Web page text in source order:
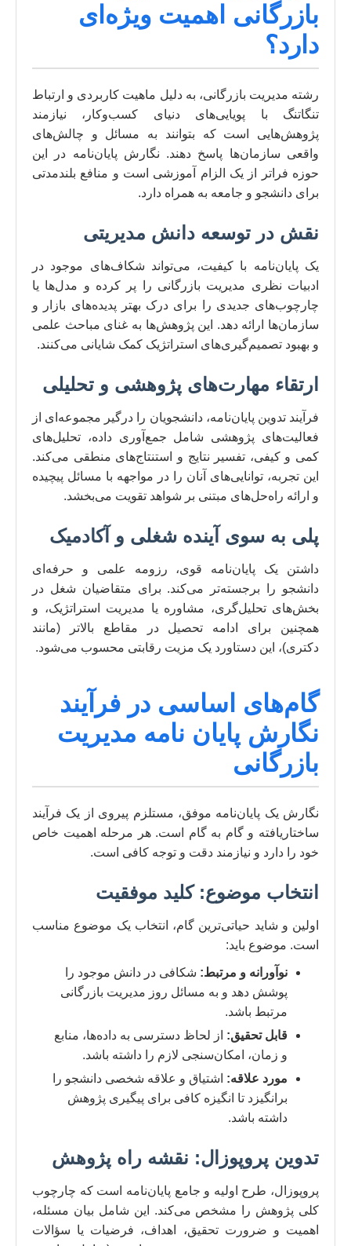
بازرگانی اهمیت ویژه‌ای
دارد؟
رشته مدیریت بازرگانی، به دلیل ماهیت کاربردی و ارتباط
تنگاتنگ با پویایی‌های دنیای کسب‌وکار، نیازمند
پژوهش‌هایی است که بتوانند به مسائل و چالش‌های
واقعی سازمان‌ها پاسخ دهند. نگارش پایان‌نامه در این
حوزه فراتر از یک الزام آموزشی است و منافع بلندمدتی
برای دانشجو و جامعه به همراه دارد.
نقش در توسعه دانش مدیریتی
یک پایان‌نامه با کیفیت، می‌تواند شکاف‌های موجود در
ادبیات نظری مدیریت بازرگانی را پر کرده و مدل‌ها یا
چارچوب‌های جدیدی را برای درک بهتر پدیده‌های بازار و
سازمان‌ها ارائه دهد. این پژوهش‌ها به غنای مباحث علمی
و بهبود تصمیم‌گیری‌های استراتژیک کمک شایانی می‌کنند.
ارتقاء مهارت‌های پژوهشی و تحلیلی
فرآیند تدوین پایان‌نامه، دانشجویان را درگیر مجموعه‌ای از
فعالیت‌های پژوهشی شامل جمع‌آوری داده، تحلیل‌های
کمی و کیفی، تفسیر نتایج و استنتاج‌های منطقی می‌کند.
این تجربه، توانایی‌های آنان را در مواجهه با مسائل پیچیده
و ارائه راه‌حل‌های مبتنی بر شواهد تقویت می‌بخشد.
پلی به سوی آینده شغلی و آکادمیک
داشتن یک پایان‌نامه قوی، رزومه علمی و حرفه‌ای
دانشجو را برجسته‌تر می‌کند. برای متقاضیان شغل در
بخش‌های تحلیل‌گری، مشاوره یا مدیریت استراتژیک، و
همچنین برای ادامه تحصیل در مقاطع بالاتر (مانند
دکتری)، این دستاورد یک مزیت رقابتی محسوب می‌شود.
گام‌های اساسی در فرآیند
نگارش پایان نامه مدیریت
بازرگانی
نگارش یک پایان‌نامه موفق، مستلزم پیروی از یک فرآیند
ساختاریافته و گام به گام است. هر مرحله اهمیت خاص
خود را دارد و نیازمند دقت و توجه کافی است.
انتخاب موضوع: کلید موفقیت
اولین و شاید حیاتی‌ترین گام، انتخاب یک موضوع مناسب
است. موضوع باید:
نوآورانه و مرتبط: شکافی در دانش موجود را
پوشش دهد و به مسائل روز مدیریت بازرگانی
مرتبط باشد.
قابل تحقیق: از لحاظ دسترسی به داده‌ها، منابع
و زمان، امکان‌سنجی لازم را داشته باشد.
مورد علاقه: اشتیاق و علاقه شخصی دانشجو را
برانگیزد تا انگیزه کافی برای پیگیری پژوهش
داشته باشد.
تدوین پروپوزال: نقشه راه پژوهش
پروپوزال، طرح اولیه و جامع پایان‌نامه است که چارچوب
کلی پژوهش را مشخص می‌کند. این شامل بیان مسئله،
اهمیت و ضرورت تحقیق، اهداف، فرضیات یا سؤالات